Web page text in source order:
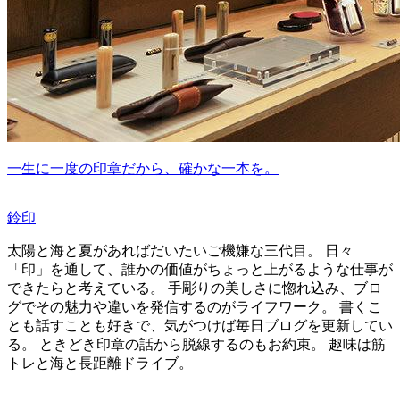
一生に一度の印章だから、確かな一本を。
鈴印
太陽と海と夏があればだいたいご機嫌な三代目。 日々
「印」を通して、誰かの価値がちょっと上がるような仕事が
できたらと考えている。 手彫りの美しさに惚れ込み、ブロ
グでその魅力や違いを発信するのがライフワーク。 書くこ
とも話すことも好きで、気がつけば毎日ブログを更新してい
る。 ときどき印章の話から脱線するのもお約束。 趣味は筋
トレと海と長距離ドライブ。